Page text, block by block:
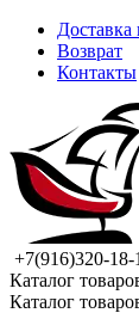
Доставка
Возврат
Контакты
+7(916)320-18-
Каталог
Каталог